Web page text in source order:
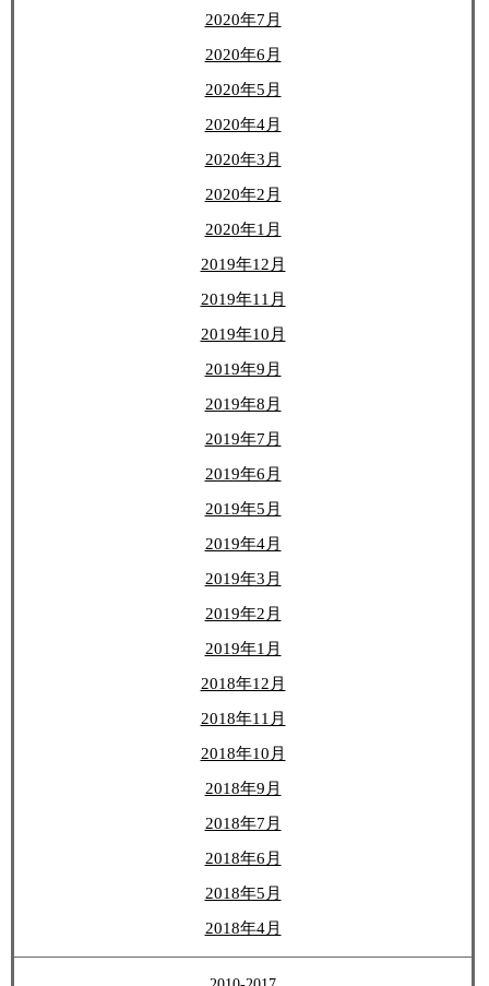
2020年7月
2020年6月
2020年5月
2020年4月
2020年3月
2020年2月
2020年1月
2019年12月
2019年11月
2019年10月
2019年9月
2019年8月
2019年7月
2019年6月
2019年5月
2019年4月
2019年3月
2019年2月
2019年1月
2018年12月
2018年11月
2018年10月
2018年9月
2018年7月
2018年6月
2018年5月
2018年4月